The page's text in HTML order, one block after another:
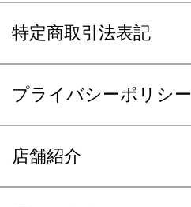
特定商取引法表記
プライバシーポリシー
店舗紹介